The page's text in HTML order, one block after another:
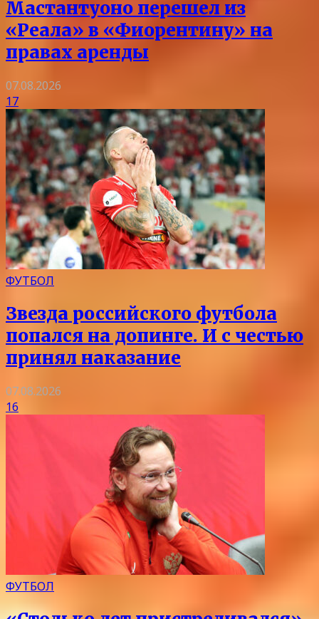
Мастантуоно перешел из
«Реала» в «Фиорентину» на
правах аренды
07.08.2026
17
ФУТБОЛ
Звезда российского футбола
попался на допинге. И с честью
принял наказание
07.08.2026
16
ФУТБОЛ